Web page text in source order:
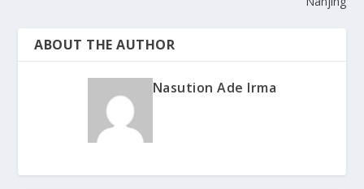
ABOUT THE AUTHOR
Nasution Ade Irma